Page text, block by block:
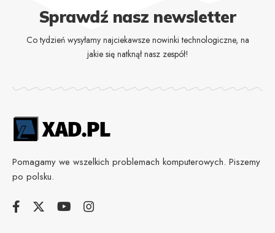
Sprawdź nasz newsletter
Co tydzień wysyłamy najciekawsze nowinki technologiczne, na
jakie się natknął nasz zespół!
Pomagamy we wszelkich problemach komputerowych. Piszemy
po polsku.